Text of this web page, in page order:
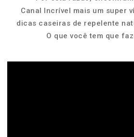
Canal Incrível mais um super
dicas caseiras de repelente
O que você tem que